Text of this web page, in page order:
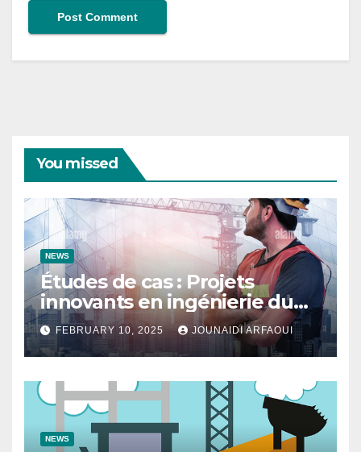
You missed
NEWS
Études de cas : Projets
innovants en ingénierie du
bâtiment
FEBRUARY 10, 2025 JOUNAIDI ARFAOUI
NEWS